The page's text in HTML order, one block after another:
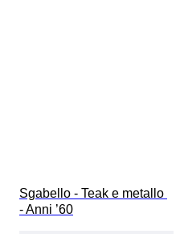
Sgabello - Teak e metallo
- Anni ’60